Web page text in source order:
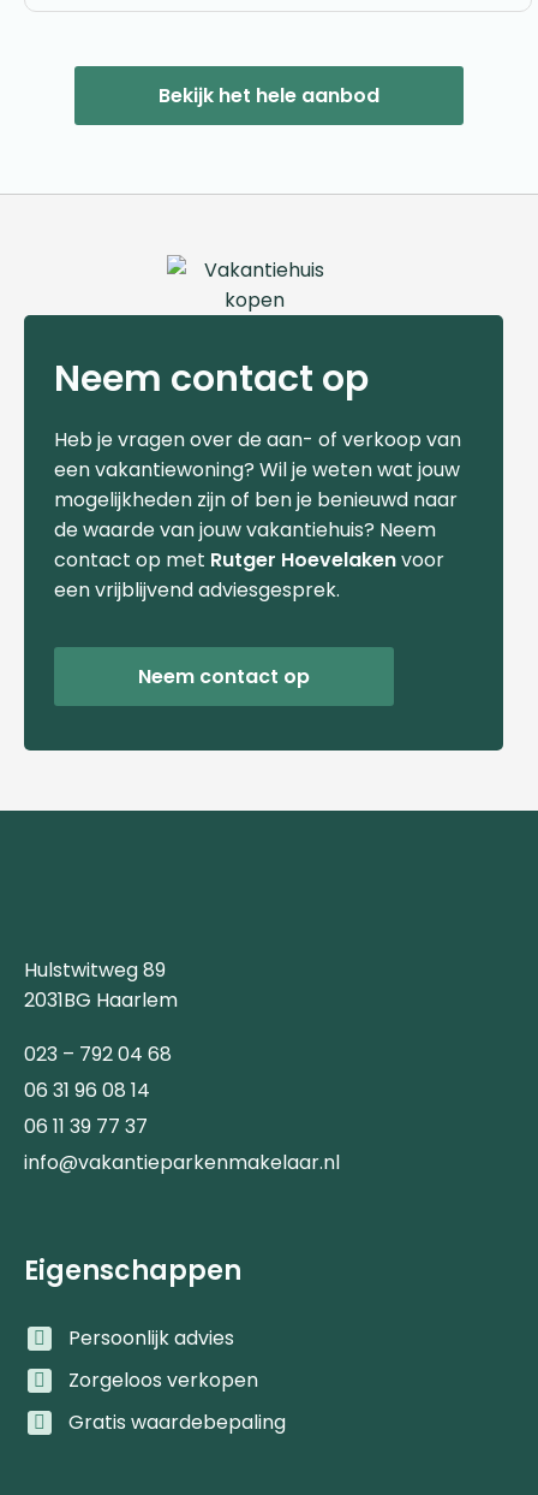
Bekijk het hele aanbod
Neem contact op
Heb je vragen over de aan- of verkoop van
een vakantiewoning? Wil je weten wat jouw
mogelijkheden zijn of ben je benieuwd naar
de waarde van jouw vakantiehuis? Neem
contact op met Rutger Hoevelakenvoor
een vrijblijvend adviesgesprek.
Neem contact op
Hulstwitweg 89
2031BG Haarlem
023 – 792 04 68
06 31 96 08 14
06 11 39 77 37
info@vakantieparkenmakelaar.nl
Eigenschappen
Persoonlijk advies
Zorgeloos verkopen
Gratis waardebepaling